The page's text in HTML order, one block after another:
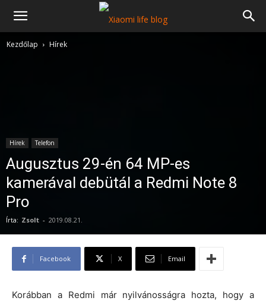
Kezdőlap Hírek
Hírek Telefon
Augusztus 29-én 64 MP-es
kamerával debütál a Redmi Note 8
Pro
Írta: Zsolt - 2019.08.21.
Facebook X Email
Korábban a Redmi már nyilvánosságra hozta, hogy a